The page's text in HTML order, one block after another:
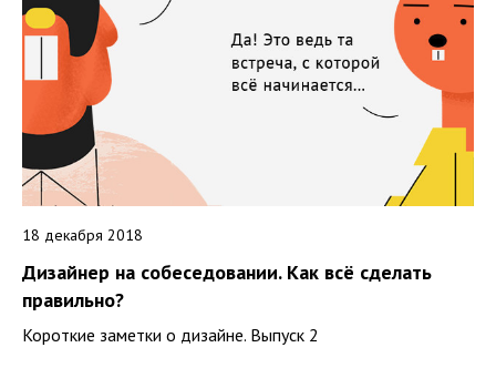
18 декабря 2018
Дизайнер на собеседовании. Как всё сделать
правильно?
Короткие заметки о дизайне. Выпуск 2